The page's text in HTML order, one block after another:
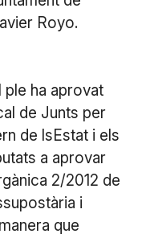
Royo.
ple ha aprovat
de Junts per
de lsEstat i els
a aprovar
2/2012 de
i
que